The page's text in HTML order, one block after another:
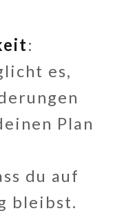
:
es,
Plan
du auf
bleibst.